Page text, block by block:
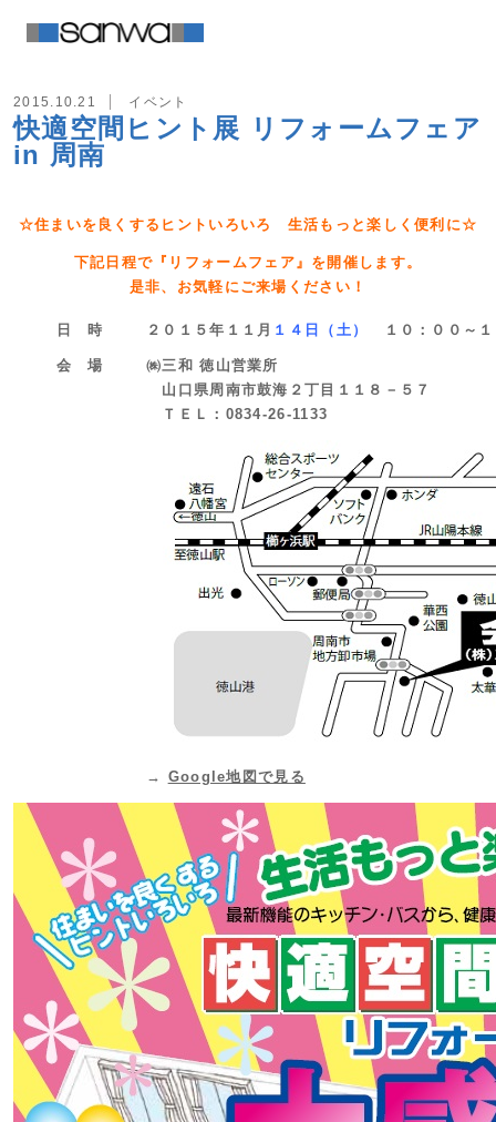
2015.10.21 イベント
快適空間ヒント展 リフォームフェア
in 周南
☆住まいを良くするヒントいろいろ 生活もっと楽しく便利に☆
下記日程で『リフォームフェア』を開催します。
是非、お気軽にご来場ください！
日 時 ２０１５年１１月 １４日（土） １０：００～１
会 場
㈱三和 徳山営業所
山口県周南市鼓海２丁目１１８－５７
ＴＥＬ：0834-26-1133
→ Google地図で見る